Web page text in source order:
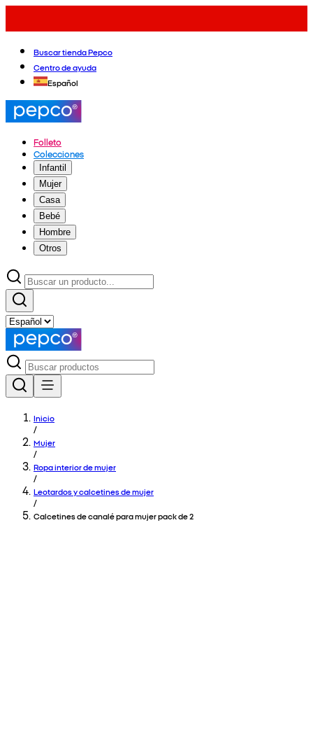
Buscar tienda Pepco
Centro de ayuda
Español
Folleto
Colecciones
Infantil
Mujer
Casa
Bebé
Hombre
Otros
Inicio
/
Mujer
/
Ropa interior de mujer
/
Leotardos y calcetines de mujer
/
Calcetines de canalé para mujer pack de 2